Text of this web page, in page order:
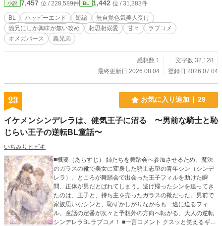
小説 7,457 位 / 228,589件 BL 1,442 位 / 31,383件
BL ハッピーエンド 短編
無自覚色気美人受け
義兄にしか興味が無い攻め
相思相溺愛 甘々
ラブコメ
オメガバース
義兄弟
感想数 1
文字数 32,128
最終更新日 2026.08.04
登録日 2026.07.04
23 お気に入り追加 29
イケメンシンデレラは、健気王子に沼る 〜男前な騎士と恥
じらい王子の逆転BL童話〜
いちみりヒビキ
■概要（あらすじ） 姉たちを舞踏会へ参加させるため、魔法
のガラスの靴で美女に変身した騎士志望の青年シン（シンデ
レラ）。ところが舞踏会で出会った王子フィルを助けた瞬
間、正体が男だとばれてしまう。逃げ帰ったシンを追ってき
たのは、王子と、持ち主を売ったガラスの靴だった。男前で
家族思いなシンと、恥ずかしがりながらも一途に迫るフィ
ル。童話の定番が次々と予想外の方向へ転がる、大人の逆転
シンデレラBLラブコメ！ ■一言コメント クスッと笑えるギャ